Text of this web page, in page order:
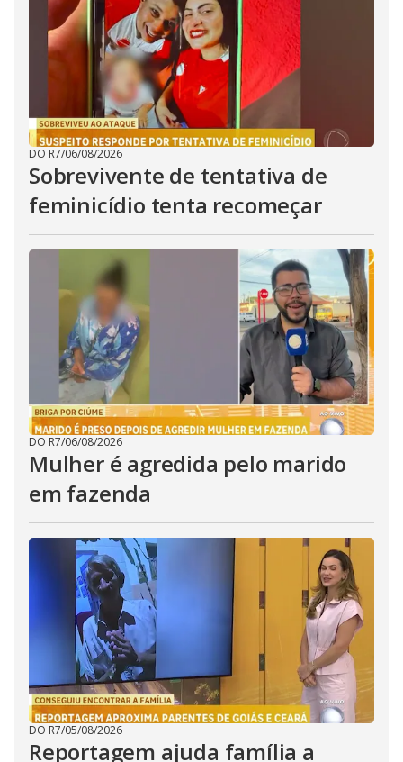
DO R7/06/08/2026
Sobrevivente de tentativa de
feminicídio tenta recomeçar
DO R7/06/08/2026
Mulher é agredida pelo marido
em fazenda
DO R7/05/08/2026
Reportagem ajuda família a